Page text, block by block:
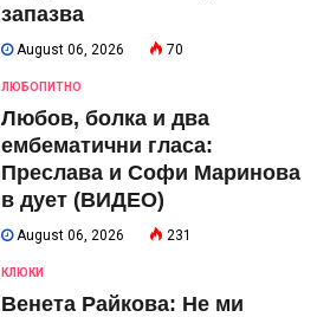
запазва
August 06, 2026 70
ЛЮБОПИТНО
Любов, болка и два
ембематични гласа:
Преслава и Софи Маринова
в дует (ВИДЕО)
August 06, 2026 231
КЛЮКИ
Венета Райкова: Не ми